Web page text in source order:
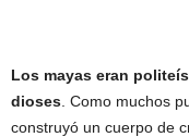
Los mayas eran
dioses . Como muchos
construyó un cuerpo de